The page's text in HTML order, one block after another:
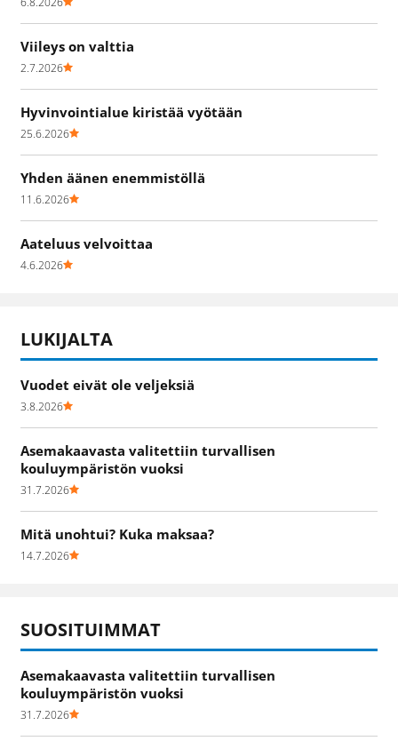
Viileys on valttia
2.7.2026
Hyvinvointialue kiristää vyötään
25.6.2026
Yhden äänen enemmistöllä
11.6.2026
Aateluus velvoittaa
4.6.2026
LUKIJALTA
Vuodet eivät ole veljeksiä
3.8.2026
Asemakaavasta valitettiin turvallisen
kouluympäristön vuoksi
31.7.2026
Mitä unohtui? Kuka maksaa?
14.7.2026
SUOSITUIMMAT
Asemakaavasta valitettiin turvallisen
kouluympäristön vuoksi
31.7.2026